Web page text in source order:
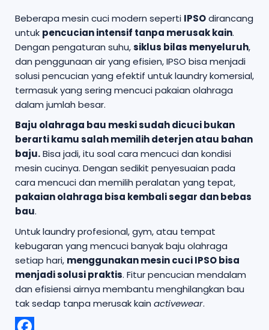
Beberapa mesin cuci modern seperti IPSOdirancang
untuk pencucian intensif tanpa merusak kain.
Dengan pengaturan suhu,siklus bilas menyeluruh,
dan penggunaan air yang efisien, IPSO bisa menjadi
solusi pencucian yang efektif untuk laundry komersial,
termasuk yang sering mencuci pakaian olahraga
dalam jumlah besar.
Baju olahraga bau meski sudah dicuci bukan
berarti kamu salah memilih deterjen atau bahan
baju.Bisa jadi, itu soal cara mencuci dan kondisi
mesin cucinya. Dengan sedikit penyesuaian pada
cara mencuci dan memilih peralatan yang tepat,
pakaian olahraga bisa kembali segar dan bebas
bau.
Untuk laundry profesional, gym, atau tempat
kebugaran yang mencuci banyak baju olahraga
setiap hari, menggunakan mesin cuci IPSO bisa
menjadi solusi praktis. Fitur pencucian mendalam
dan efisiensi airnya membantu menghilangkan bau
tak sedap tanpa merusak kain activewear.